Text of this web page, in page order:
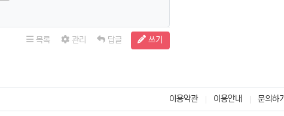
목록 관리 답글 쓰기
이용약관 이용안내 문의하기